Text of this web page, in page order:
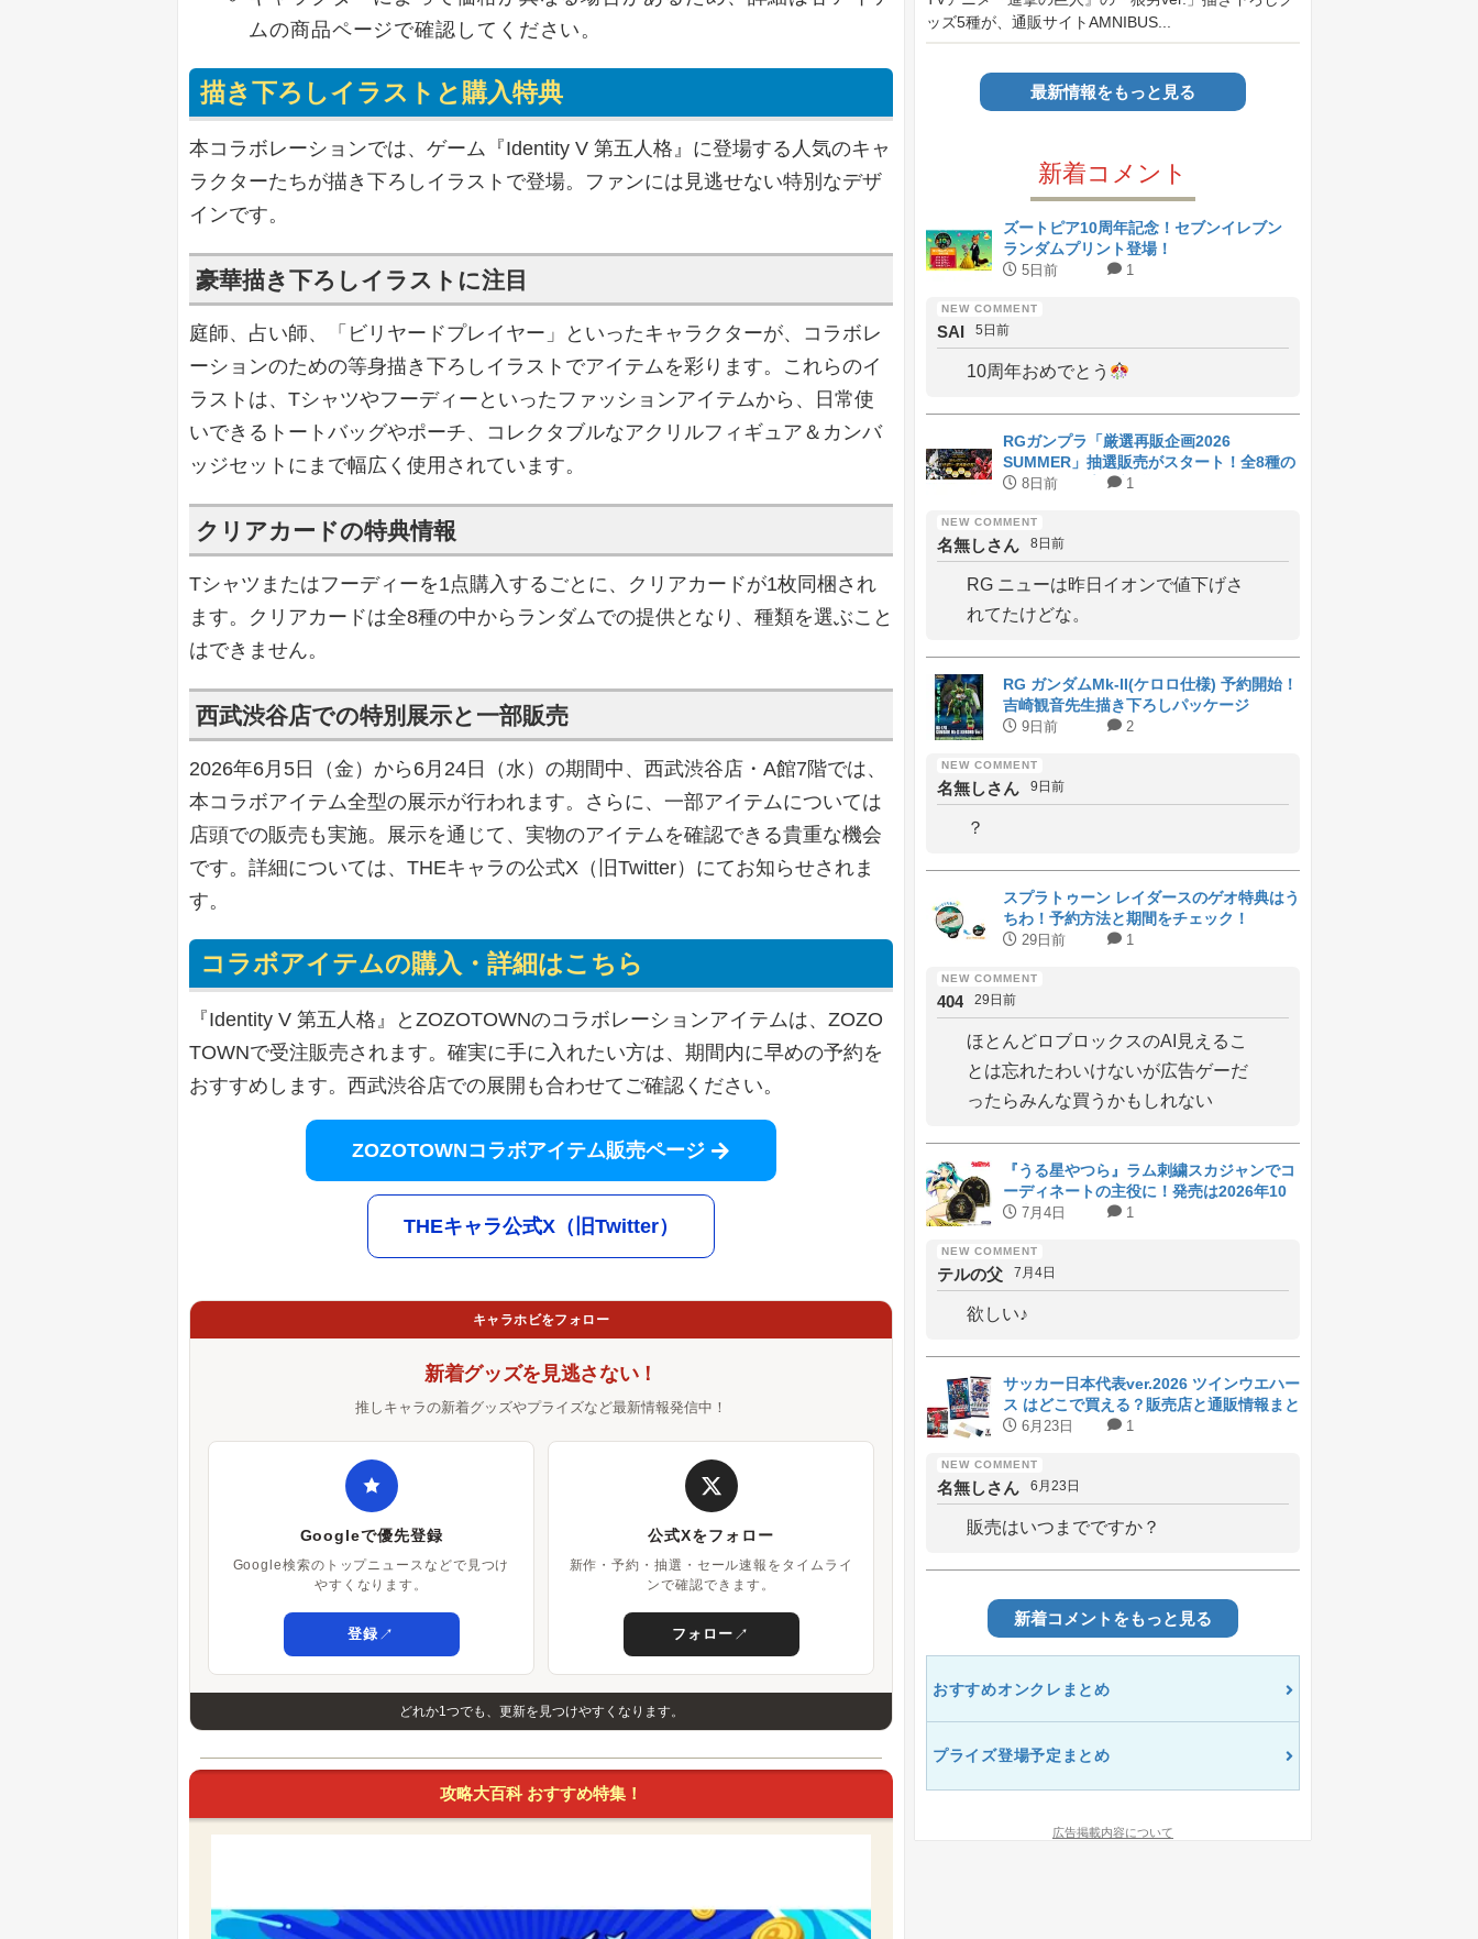
ムの商品ページで確認してください。
描き下ろしイラストと購入特典
本コラボレーションでは、ゲーム『Identity V 第五人格』に登場する人気のキャ
ラクターたちが描き下ろしイラストで登場。ファンには見逃せない特別なデザ
インです。
豪華描き下ろしイラストに注目
庭師、占い師、「ビリヤードプレイヤー」といったキャラクターが、コラボレ
ーションのための等身描き下ろしイラストでアイテムを彩ります。これらのイ
ラストは、Tシャツやフーディーといったファッションアイテムから、日常使
いできるトートバッグやポーチ、コレクタブルなアクリルフィギュア＆カンバ
ッジセットにまで幅広く使用されています。
クリアカードの特典情報
Tシャツまたはフーディーを1点購入するごとに、クリアカードが1枚同梱され
ます。クリアカードは全8種の中からランダムでの提供となり、種類を選ぶこと
はできません。
西武渋谷店での特別展示と一部販売
2026年6月5日（金）から6月24日（水）の期間中、西武渋谷店・A館7階では、
本コラボアイテム全型の展示が行われます。さらに、一部アイテムについては
店頭での販売も実施。展示を通じて、実物のアイテムを確認できる貴重な機会
です。詳細については、THEキャラの公式X（旧Twitter）にてお知らせされま
す。
コラボアイテムの購入・詳細はこちら
『Identity V 第五人格』とZOZOTOWNのコラボレーションアイテムは、ZOZO
TOWNで受注販売されます。確実に手に入れたい方は、期間内に早めの予約を
おすすめします。西武渋谷店での展開も合わせてご確認ください。
ZOZOTOWNコラボアイテム販売ページ
THEキャラ公式X（旧Twitter）
キャラホビをフォロー
新着グッズを見逃さない！
推しキャラの新着グッズやプライズなど最新情報発信中！
Googleで優先登録
Google検索のトップニュースなどで見つけ
やすくなります。
登録 ↗
公式Xをフォロー
新作・予約・抽選・セール速報をタイムライ
ンで確認できます。
フォロー ↗
どれか1つでも、更新を見つけやすくなります。
攻略大百科 おすすめ特集！
ッズ5種が、通販サイトAMNIBUS...
最新情報をもっと見る
新着コメント
ズートピア10周年記念！セブンイレブン
ランダムプリント登場！
5日前 1
SAI 5日前
10周年おめでとう
RGガンプラ「厳選再販企画2026
SUMMER」抽選販売がスタート！全8種の
ラインナップと受付期間
8日前 1
名無しさん 8日前
RG ニューは昨日イオンで値下げさ
れてたけどな。
RG ガンダムMk-II(ケロロ仕様) 予約開始！
吉崎観音先生描き下ろしパッケージ
9日前 2
名無しさん 9日前
？
スプラトゥーン レイダースのゲオ特典はう
ちわ！予約方法と期間をチェック！
29日前 1
404 29日前
ほとんどロブロックスのAI見えるこ
とは忘れたわいけないが広告ゲーだ
ったらみんな買うかもしれない
『うる星やつら』ラム刺繍スカジャンでコ
ーディネートの主役に！発売は2026年10
月上旬
7月4日 1
テルの父 7月4日
欲しい♪
サッカー日本代表ver.2026 ツインウエハー
ス はどこで買える？販売店と通販情報まと
め 6月23日 1
名無しさん 6月23日
販売はいつまでですか？
新着コメントをもっと見る
おすすめオンクレまとめ
プライズ登場予定まとめ
広告掲載内容について